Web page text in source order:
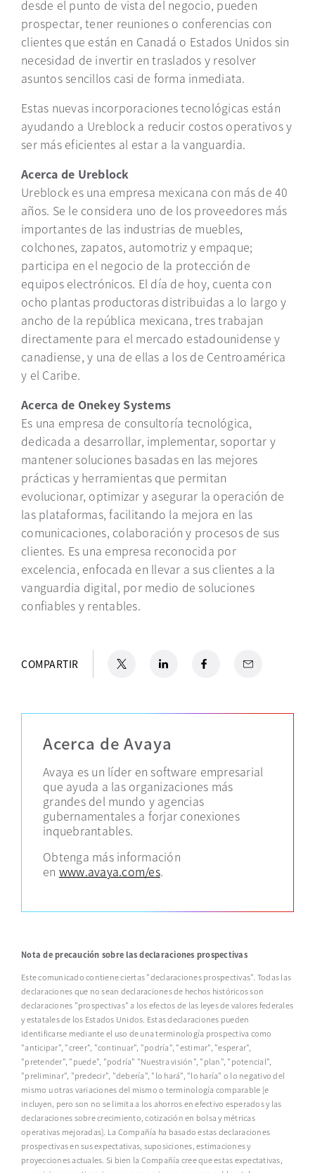
desde el punto de vista del negocio, pueden
prospectar, tener reuniones o conferencias con
clientes que están en Canadá o Estados Unidos sin
necesidad de invertir en traslados y resolver
asuntos sencillos casi de forma inmediata.
Estas nuevas incorporaciones tecnológicas están
ayudando a Ureblock a reducir costos operativos y
ser más eficientes al estar a la vanguardia.
Acerca de Ureblock
Ureblock es una empresa mexicana con más de 40
años. Se le considera uno de los proveedores más
importantes de las industrias de muebles,
colchones, zapatos, automotriz y empaque;
participa en el negocio de la protección de
equipos electrónicos. El día de hoy, cuenta con
ocho plantas productoras distribuidas a lo largo y
ancho de la república mexicana, tres trabajan
directamente para el mercado estadounidense y
canadiense, y una de ellas a los de Centroamérica
y el Caribe.
Acerca de Onekey Systems
Es una empresa de consultoría tecnológica,
dedicada a desarrollar, implementar, soportar y
mantener soluciones basadas en las mejores
prácticas y herramientas que permitan
evolucionar, optimizar y asegurar la operación de
las plataformas, facilitando la mejora en las
comunicaciones, colaboración y procesos de sus
clientes. Es una empresa reconocida por
excelencia, enfocada en llevar a sus clientes a la
vanguardia digital, por medio de soluciones
confiables y rentables.
COMPARTIR se abre en una pestaña nueva
LinkedIn
se abre en una pestaña nueva
Facebook
se abre en una pestaña
Email
Acerca de Avaya
Avaya es un líder en software empresarial
que ayuda a las organizaciones más
grandes del mundo y agencias
gubernamentales a forjar conexiones
inquebrantables.
Obtenga más información
en www.avaya.com/es.
Nota de precaución sobre las declaraciones prospectivas
Este comunicado contiene ciertas "declaraciones prospectivas". Todas las
declaraciones que no sean declaraciones de hechos históricos son
declaraciones "prospectivas" a los efectos de las leyes de valores federales
y estatales de los Estados Unidos. Estas declaraciones pueden
identificarse mediante el uso de una terminología prospectiva como
"anticipar", "creer", "continuar", "podría", "estimar", "esperar",
"pretender", "puede", "podría" "Nuestra visión", "plan", "potencial",
"preliminar", "predecir", "debería", "lo hará", "lo haría" o lo negativo del
mismo u otras variaciones del mismo o terminología comparable [e
incluyen, pero son no se limita a los ahorros en efectivo esperados y las
declaraciones sobre crecimiento, cotización en bolsa y métricas
operativas mejoradas]. La Compañía ha basado estas declaraciones
prospectivas en sus expectativas, suposiciones, estimaciones y
proyecciones actuales. Si bien la Compañía cree que estas expectativas,